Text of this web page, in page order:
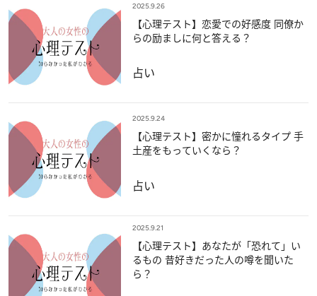
2025.9.26
【心理テスト】恋愛での好感度 同僚か
らの励ましに何と答える？
占い
2025.9.24
【心理テスト】密かに憧れるタイプ 手
土産をもっていくなら？
占い
2025.9.21
【心理テスト】あなたが「恐れて」い
るもの 昔好きだった人の噂を聞いた
ら？